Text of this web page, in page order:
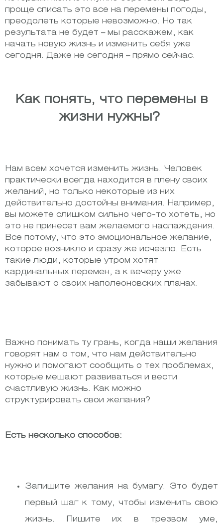
проще списать это все на перемены погоды,
преодолеть которые невозможно. Но так
результата не будет – мы расскажем, как
начать новую жизнь и изменить себя уже
сегодня. Даже не сегодня – прямо сейчас.
Как понять, что перемены в
жизни нужны?
Нам всем хочется изменить жизнь. Человек
практически всегда находится в плену своих
желаний, но только некоторые из них
действительно достойны внимания. Например,
вы можете слишком сильно чего-то хотеть, но
это не принесет вам желаемого наслаждения.
Все потому, что это эмоциональное желание,
которое возникло и сразу же исчезло. Есть
такие люди, которые утром хотят
кардинальных перемен, а к вечеру уже
забывают о своих наполеоновских планах.
Важно понимать ту грань, когда наши желания
говорят нам о том, что нам действительно
нужно и помогают сообщить о тех проблемах,
которые мешают развиваться и вести
счастливую жизнь. Как можно
структурировать свои желания?
Есть несколько способов:
Запишите желания на бумагу. Это будет
первый шаг к тому, чтобы изменить свою
жизнь. Пишите их в трезвом уме,